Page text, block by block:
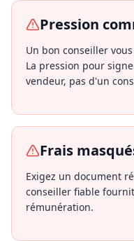
Pression
Un bon conseiller
La pression pour
vendeur, pas d'un
Frais
Exigez un document
conseiller fiable
rémunération.